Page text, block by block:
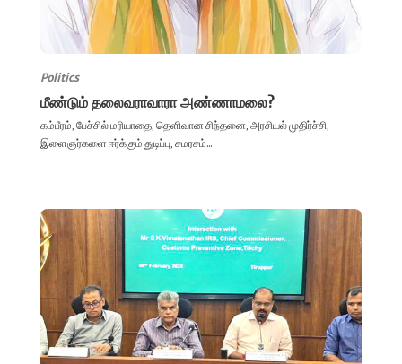
Politics
மீண்டும் தலைவராவாரா அண்ணாமலை?
கம்பீரம், பேச்சில் மரியாதை, தெளிவான சிந்தனை, அரசியல் முதிர்ச்சி,
இளைஞர்களை ஈர்க்கும் துடிப்பு, சமரசம்...